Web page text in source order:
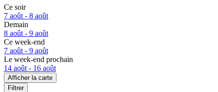
Ce soir
7 août - 8 août
Demain
8 août - 9 août
Ce week-end
7 août - 9 août
Le week-end prochain
14 août - 16 août
Afficher la carte
Filtrer